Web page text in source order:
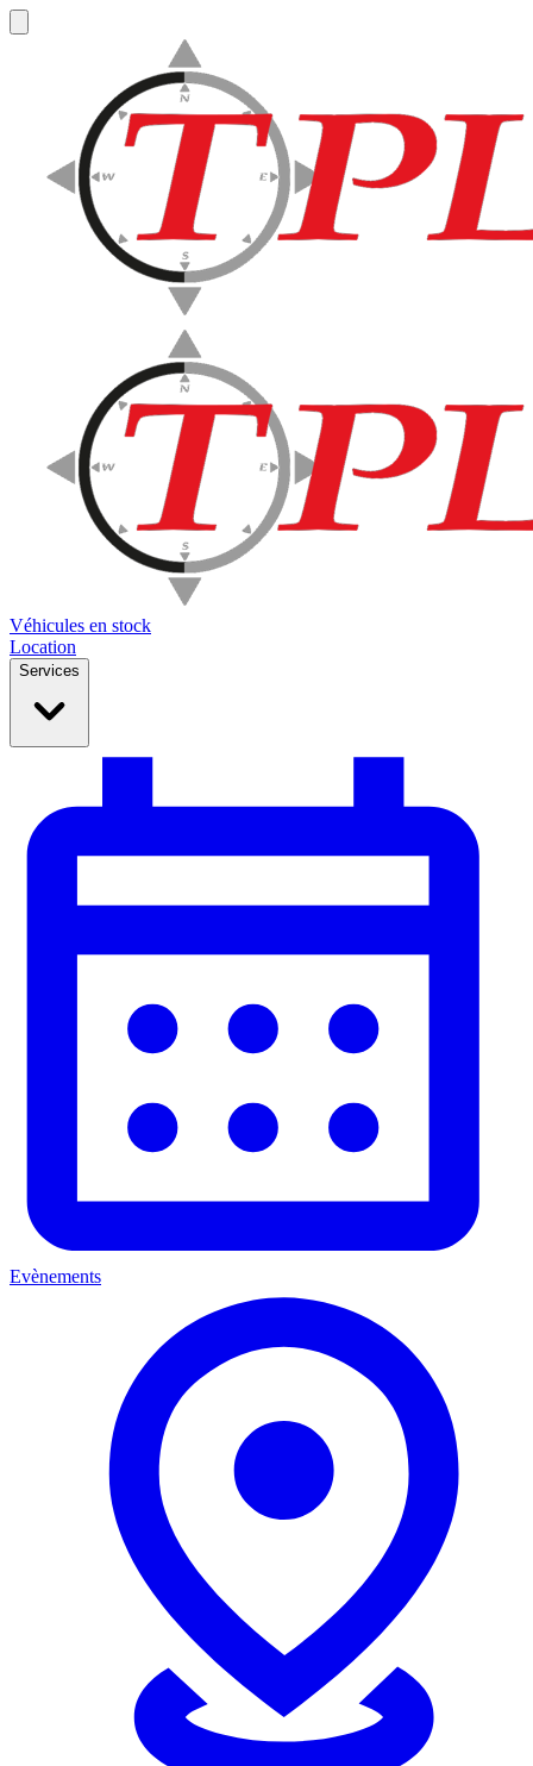
Véhicules en stock
Location
Services
Evènements